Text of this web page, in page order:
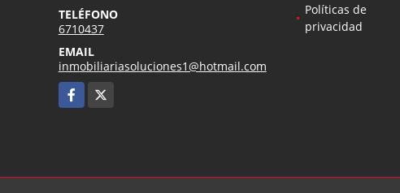
TELÉFONO
6710437
EMAIL
inmobiliariasoluciones1@hotmail.com
Facebook
Políticas de
privacidad